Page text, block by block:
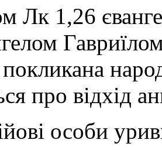
Лк 1,26
про відхід
особи